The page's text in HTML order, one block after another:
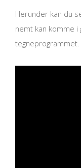
Herunder kan du
nemt kan komme i
tegneprogrammet.